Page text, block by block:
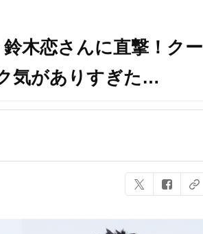
木恋さんに直撃！クー
気がありすぎた…